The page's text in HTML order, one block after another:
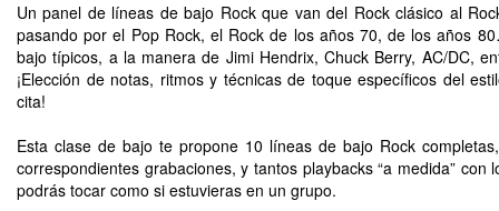
Un panel de líneas de bajo Rock que van del Rock clásico al
pasando por el Pop Rock, el Rock de los años 70, de los años
bajo típicos, a la manera de Jimi Hendrix, Chuck Berry, AC/DC,
¡Elección de notas, ritmos y técnicas de toque específicos del
cita!
Esta clase de bajo te propone 10 líneas de bajo Rock
correspondientes grabaciones, y tantos playbacks “a medida” con
podrás tocar como si estuvieras en un grupo.